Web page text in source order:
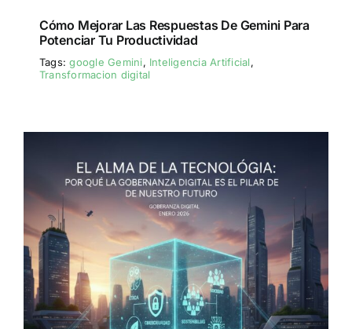
Cómo Mejorar Las Respuestas De Gemini Para
Potenciar Tu Productividad
Tags:google Gemini, Inteligencia Artificial,
Transformacion digital